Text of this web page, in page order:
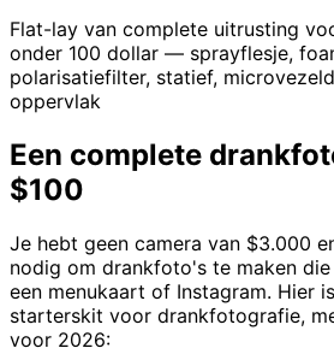
Flat-lay van complete uitrusting
onder 100 dollar — sprayflesje,
polarisatiefilter, statief,
oppervlak
Een complete
$100
Je hebt geen camera van $3.000
nodig om drankfoto's te maken
een menukaart of Instagram. Hier
starterskit voor drankfotografie,
voor 2026: